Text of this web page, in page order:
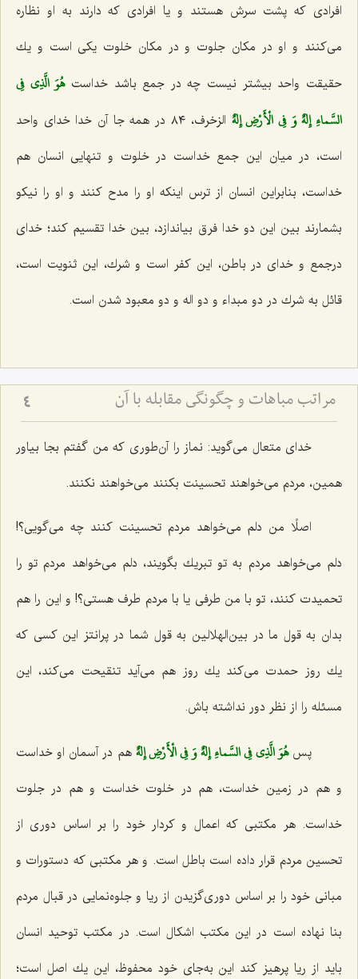
افرادی كه پشت سرش هستند و یا افرادی كه دارند به او نظاره
می‌كنند و او در مكان جلوت و در مكان خلوت یكی است و یك
حقیقت واحد بیشتر نیست چه در جمع باشد خداست‌ هُوَ الَّذِي فِي
السَّماءِ إِلهٌ وَ فِي الْأَرْضِ إِلهٌ‌
الزخرف، ٨٤ در همه جا آن خدا خدای واحد
است، در میان این جمع خداست در خلوت و تنهایی انسان هم
خداست، بنابراین انسان از ترس اینكه او را مدح كنند و او را نیكو
بشمارند بین این دو خدا فرق بیاندازد، بین خدا تقسیم كند؛ خدای
درجمع و خدای در باطن، این كفر است و شرك، این ثنویت است،
قائل به شرك در دو مبداء و دو اله و دو معبود شدن است.
مراتب مباهات و چگونگى مقابله با آن‏ 4
خدای متعال می‌گوید: نماز را آن‌طوری كه من گفتم بجا بیاور
همین، مردم می‌خواهند تحسینت بكنند می‌خواهند نكنند.
اصلًا من دلم می‌خواهد مردم تحسینت كنند چه می‌گویی؟!
دلم می‌خواهد مردم به تو تبریك بگویند، دلم می‌خواهد مردم تو را
تحمیدت كنند، تو با من طرفی یا با مردم طرف هستی؟! و این را هم
بدان به قول ما در بین‌الهلالین به قول شما در پرانتز این كسی كه
یك روز حمدت می‌كند یك روز هم می‌آید تنقیحت می‌كند، این
مسئله را از نظر دور نداشته باش.
پس‌ هُوَ الَّذِي فِي السَّماءِ إِلهٌ وَ فِي الْأَرْضِ إِلهٌ‌ هم در آسمان او خداست
و هم در زمین خداست، هم در خلوت خداست و هم در جلوت
خداست. هر مكتبی كه اعمال و كردار خود را بر اساس دوری از
تحسین مردم قرار داده است باطل است. و هر مكتبی كه دستورات و
مبانی خود را بر اساس دوری‌گزیدن از ریا و جلوه‌نمایی در قبال مردم
بنا نهاده است در این مكتب اشكال است. در مكتب توحید انسان
باید از ریا پرهیز كند این به‌جای خود محفوظ، این یك اصل است؛